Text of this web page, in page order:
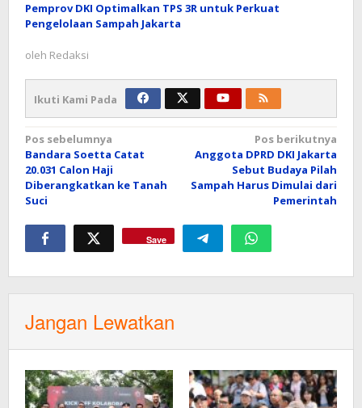
Pemprov DKI Optimalkan TPS 3R untuk Perkuat
Pengelolaan Sampah Jakarta
oleh Redaksi
Ikuti Kami Pada
Navigasi
pos
Pos sebelumnya
Bandara Soetta Catat
20.031 Calon Haji
Diberangkatkan ke Tanah
Suci
Pos berikutnya
Anggota DPRD DKI Jakarta
Sebut Budaya Pilah
Sampah Harus Dimulai dari
Pemerintah
Save
Jangan Lewatkan